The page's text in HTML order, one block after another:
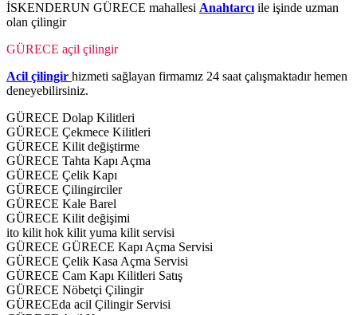
İSKENDERUN GÜRECE mahallesi Anahtarcı ile işinde uzman
olan çilingir
GÜRECE açil çilingir
Acil çilingir hizmeti sağlayan firmamız 24 saat çalışmaktadır hemen
deneyebilirsiniz.
GÜRECE Dolap Kilitleri
GÜRECE Çekmece Kilitleri
GÜRECE Kilit değiştirme
GÜRECE Tahta Kapı Açma
GÜRECE Çelik Kapı
GÜRECE Çilingirciler
GÜRECE Kale Barel
GÜRECE Kilit değişimi
ito kilit hok kilit yuma kilit servisi
GÜRECE GÜRECE Kapı Açma Servisi
GÜRECE Çelik Kasa Açma Servisi
GÜRECE Cam Kapı Kilitleri Satış
GÜRECE Nöbetçi Çilingir
GÜRECEda acil Çilingir Servisi